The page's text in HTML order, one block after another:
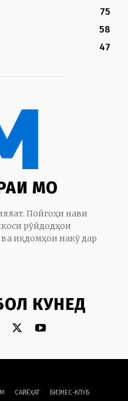
75
58
47
МО
Пойгоҳи нави
рӯйдодҳои
иқдомҳои накӯ дар
КУНЕД
CАЙЁҲАТ БИЗНЕС-КЛУБ